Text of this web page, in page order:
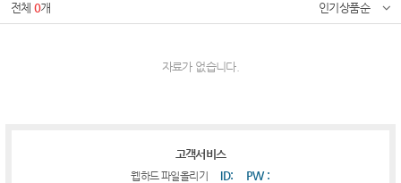
전체0개 인기상품순
자료가 없습니다.
고객서비스
웹하드 파일올리기 ID: PW :